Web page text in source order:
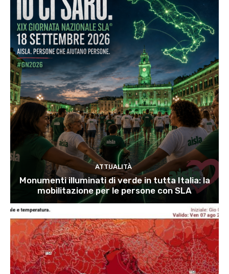
ATTUALITÀ
Monumenti illuminati di verde in tutta Italia: la
mobilitazione per le persone con SLA